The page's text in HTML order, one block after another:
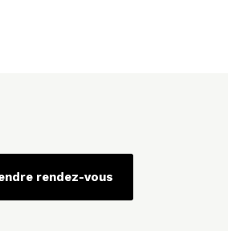
rendez-vous